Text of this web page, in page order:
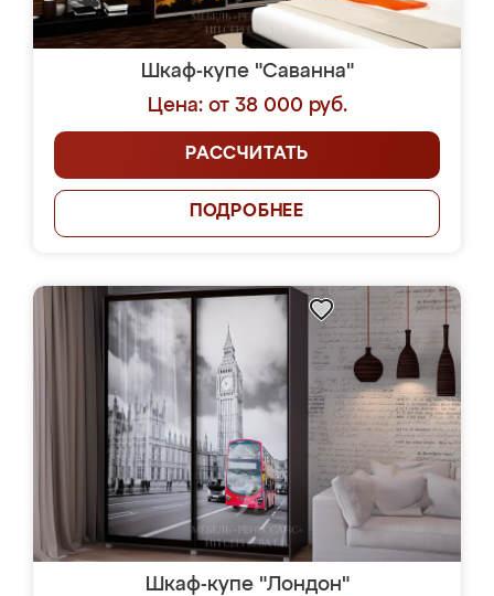
Шкаф-купе "Саванна"
Цена: от 38 000 руб.
РАССЧИТАТЬ
ПОДРОБНЕЕ
Шкаф-купе "Лондон"